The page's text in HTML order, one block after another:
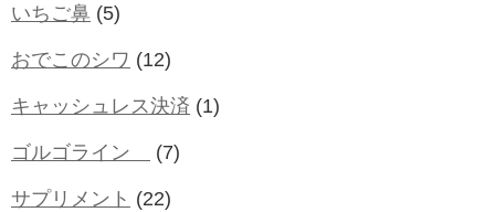
いちご鼻 (5)
おでこのシワ (12)
キャッシュレス決済 (1)
ゴルゴライン (7)
サプリメント (22)